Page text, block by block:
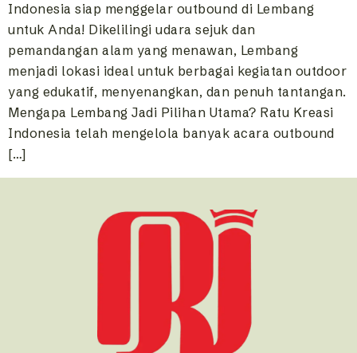
Indonesia siap menggelar outbound di Lembang
untuk Anda! Dikelilingi udara sejuk dan
pemandangan alam yang menawan, Lembang
menjadi lokasi ideal untuk berbagai kegiatan outdoor
yang edukatif, menyenangkan, dan penuh tantangan.
Mengapa Lembang Jadi Pilihan Utama? Ratu Kreasi
Indonesia telah mengelola banyak acara outbound
[…]